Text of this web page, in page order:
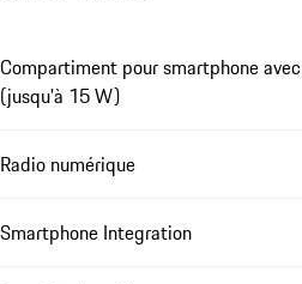
Compartiment pour smartphone
(jusqu'à 15 W)
Radio numérique
Smartphone Integration